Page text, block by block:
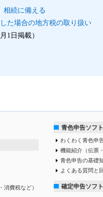
相続に備える
た場合の地方税の取り扱い
1日掲載）
消費税など）
青色申告ソフト
わくわく青色申
機能紹介（伝票
青色申告の基礎
よくある質問と
確定申告ソフト